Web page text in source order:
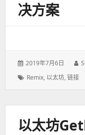
决方案
发
于：
2019年7月6日
标
Remix, 以太坊,链接
以太坊